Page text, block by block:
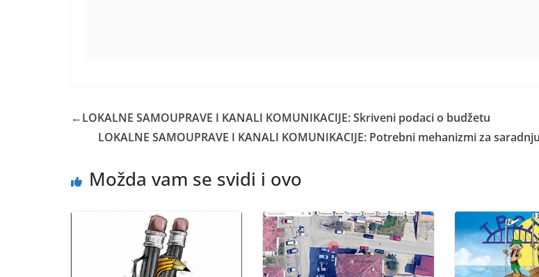
←LOKALNE SAMOUPRAVE I KANALI KOMUNIKACIJE: Skriveni podaci o budžetu
LOKALNE SAMOUPRAVE I KANALI KOMUNIKACIJE: Potrebni mehanizmi za
Možda vam se svidi i ovo